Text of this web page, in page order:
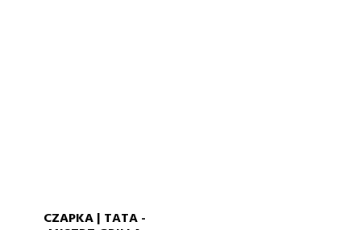
CZAPKA | TATA -